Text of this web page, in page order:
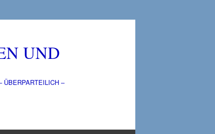
UND
ÜBERPARTEILICH –